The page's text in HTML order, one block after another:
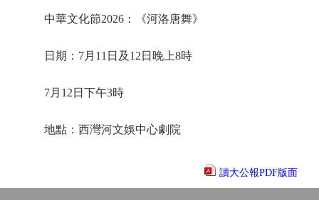
中華文化節2026：《河洛唐舞》
日期：7月11日及12日晚上8時
7月12日下午3時
地點：西灣河文娛中心劇院
讀大公報PDF版面